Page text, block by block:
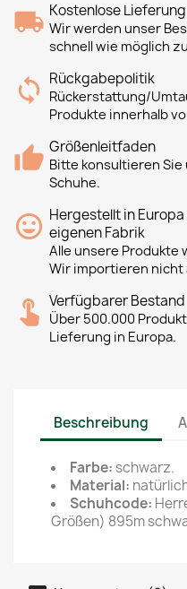
Kostenlose Lieferung
Wir werden unser
schnell wie möglich
Rückgabepolitik
Rückerstattung/
Produkte innerhalb
Größenleitfaden
Bitte konsultieren
Schuhe.
Hergestellt in
eigenen Fabrik
Alle unsere Produkte
Wir importieren nicht
Verfügbarer Bestand
Über 500.000
Lieferung in Europa.
Beschreibung
Farbe: schwarz.
Material:
Schuhcode:
Größen) 895m